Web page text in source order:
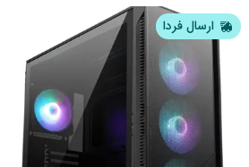
ارسال فردا